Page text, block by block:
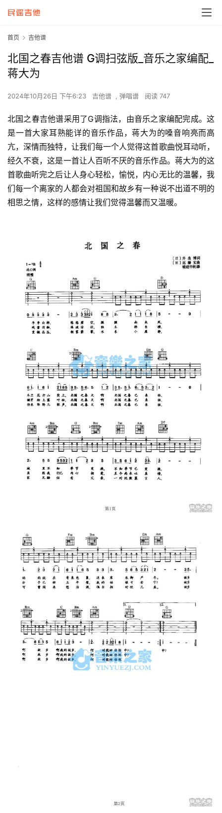
首页 吉他谱
北国之春吉他谱 G调扫弦版_音乐之家编配_
蒋大为
2024年10月26日 下午6:23 吉他谱 , 弹唱谱 阅读 747
北国之春吉他谱采用了G调指法，由音乐之家编配完成。这
是一首大家耳熟能详的音乐作品，蒋大为的嗓音响亮而高
亢，深情而独特，让我们每一个人觉得这首歌曲悦耳动听，
经久不衰，这是一首让人百听不厌的音乐作品。蒋大为的这
首歌曲听完之后让人身心轻松，愉悦，内心无比的温馨，我
们每一个离家的人都会对祖国和故乡有一种说不出道不明的
相思之情，这样的感情让我们觉得温馨而又温暖。